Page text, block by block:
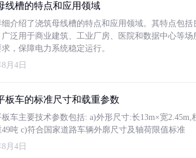
线槽的特点和应用领域
介绍了浇筑母线槽的特点和应用领域。其特点包
广泛用于商业建筑、工业厂房、医院和数据中心等
，保障电力系统稳定运行。
月4日
板车的标准尺寸和载重参数
板车主要技术参数包括: a)外形尺寸:长13m×宽
吨 c)符合国家道路车辆外廓尺寸及轴荷限值标准
月4日